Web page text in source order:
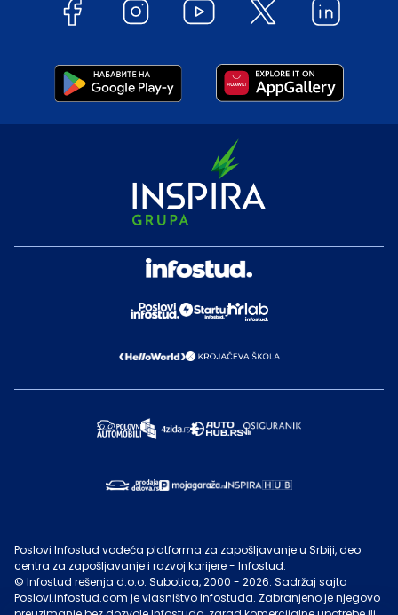
Poslovi Infostud vodeća platforma za zapošljavanje u Srbiji, deo
centra za zapošljavanje i razvoj karijere - Infostud.
© Infostud rešenja d.o.o. Subotica, 2000 - 2026. Sadržaj sajta
Poslovi.infostud.com je vlasništvoInfostuda. Zabranjeno je njegovo